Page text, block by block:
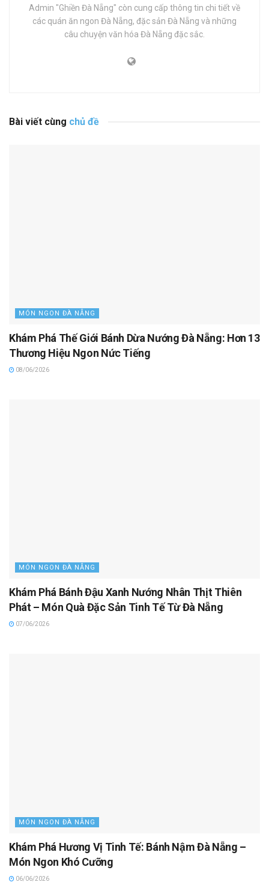
Admin "Ghiền Đà Nẵng" còn cung cấp thông tin chi tiết về
các quán ăn ngon Đà Nẵng, đặc sản Đà Nẵng và những
câu chuyện văn hóa Đà Nẵng đặc sắc.
Bài viết cùng chủ đề
MÓN NGON ĐÀ NẴNG
Khám Phá Thế Giới Bánh Dừa Nướng Đà Nẵng: Hơn 13
Thương Hiệu Ngon Nức Tiếng
08/06/2026
MÓN NGON ĐÀ NẴNG
Khám Phá Bánh Đậu Xanh Nướng Nhân Thịt Thiên
Phát – Món Quà Đặc Sản Tinh Tế Từ Đà Nẵng
07/06/2026
MÓN NGON ĐÀ NẴNG
Khám Phá Hương Vị Tinh Tế: Bánh Nậm Đà Nẵng –
Món Ngon Khó Cưỡng
06/06/2026